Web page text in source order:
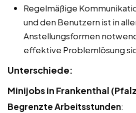
Regelmäßige
und den Benutzern ist in
Anstellungsformen
effektive Problemlösung
Unterschiede:
Minijobs in Frankenthal
Begrenzte Arbeitsstunden: